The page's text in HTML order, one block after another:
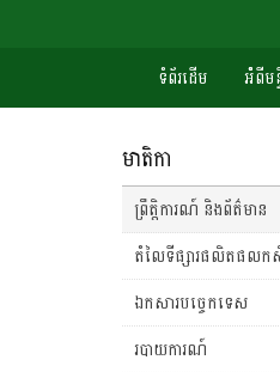
ទំព័រដើម អំំពីមន្
មាតិកា
ព្រឹត្តិការណ៍ និងព័ត៌មាន
តំលៃទីផ្សារផលិតផលក
ឯកសារបច្ចេកទេស
របាយការណ៍